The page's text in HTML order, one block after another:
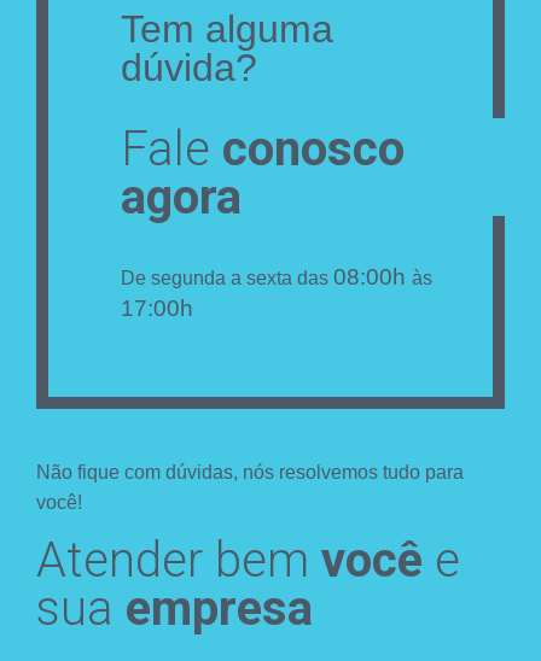
Tem alguma
dúvida?
Fale conosco
agora
De segunda a sexta das 08:00h às
17:00h
Não fique com dúvidas, nós resolvemos tudo para
você!
Atender bem você e
sua empresa